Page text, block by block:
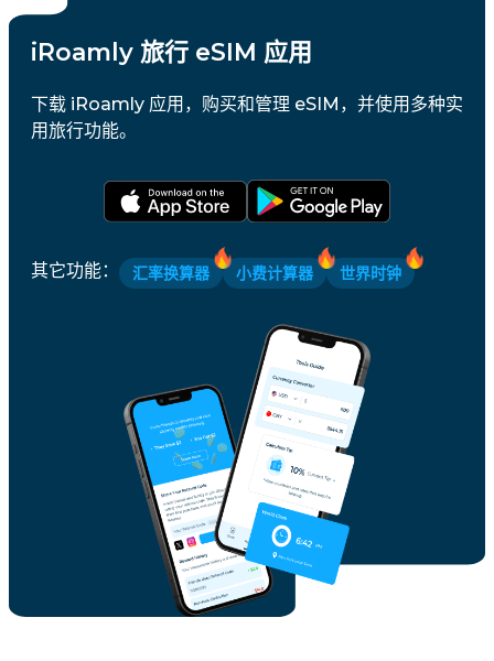
iRoamly 旅行 eSIM 应用
下载 iRoamly 应用，购买和管理 eSIM，并使用多种实
用旅行功能。
其它功能： 汇率换算器 小费计算器 世界时钟